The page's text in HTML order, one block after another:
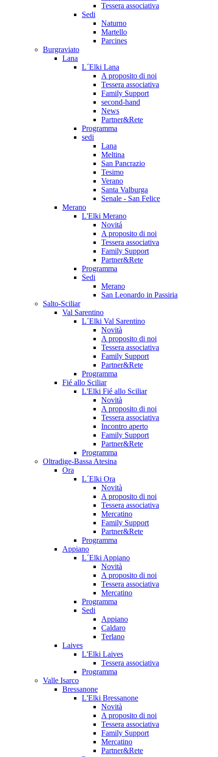
Tessera associativa
Sedi
Naturno
Martello
Parcines
Burgraviato
Lana
L´Elki Lana
A proposito di noi
Tessera associativa
Family Support
second-hand
News
Partner&Rete
Programma
sedi
Lana
Meltina
San Pancrazio
Tesimo
Verano
Santa Valburga
Senale - San Felice
Merano
L'Elki Merano
Novitá
A proposito di noi
Tessera associativa
Family Support
Partner&Rete
Programma
Sedi
Merano
San Leonardo in Passiria
Salto-Sciliar
Val Sarentino
L´Elki Val Sarentino
Novità
A proposito di noi
Tessera associativa
Family Support
Partner&Rete
Programma
Fié allo Sciliar
L'Elki Fié allo Sciliar
Novità
A proposito di noi
Tessera associativa
Incontro aperto
Family Support
Partner&Rete
Programma
Oltradige-Bassa Atesina
Ora
L´Elki Ora
Novità
A proposito di noi
Tessera associativa
Mercatino
Family Support
Partner&Rete
Programma
Appiano
L´Elki Appiano
Novità
A proposito di noi
Tessera associativa
Mercatino
Programma
Sedi
Appiano
Caldaro
Terlano
Laives
L'Elki Laives
Tessera associativa
Programma
Valle Isarco
Bressanone
L'Elki Bressanone
Novità
A proposito di noi
Tessera associativa
Family Support
Mercatino
Partner&Rete